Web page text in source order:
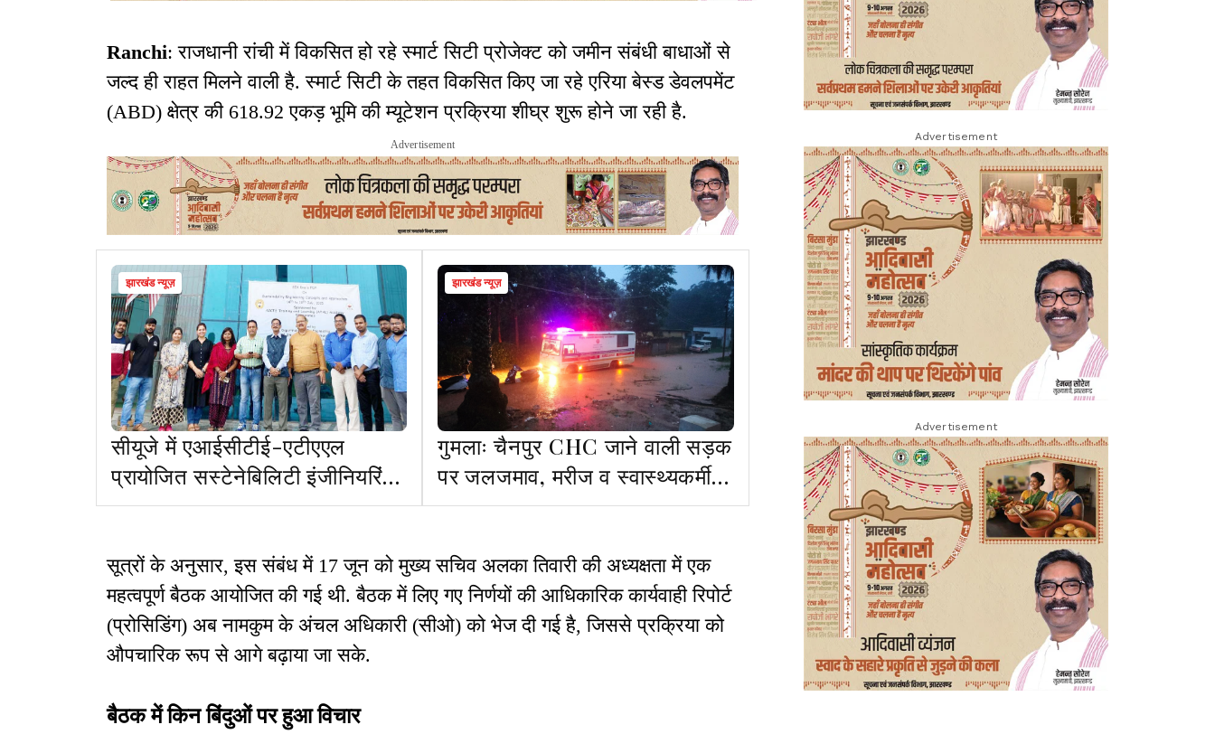
Ranchi: राजधानी रांची में विकसित हो रहे स्मार्ट सिटी प्रोजेक्ट को जमीन संबंधी बाधाओं से
जल्द ही राहत मिलने वाली है. स्मार्ट सिटी के तहत विकसित किए जा रहे एरिया बेस्ड डेवलपमेंट
(ABD) क्षेत्र की 618.92 एकड़ भूमि की म्यूटेशन प्रक्रिया शीघ्र शुरू होने जा रही है.
Advertisement
झारखंड न्यूज़
सीयूजे में एआईसीटीई-एटीएएल
प्रायोजित सस्टेनेबिलिटी इंजीनियरिंग
एफडीपी का समापन समारोह
झारखंड न्यूज़
गुमलाः चैनपुर CHC जाने वाली सड़क
पर जलजमाव, मरीज व स्वास्थ्यकर्मी
हलकान
सूत्रों के अनुसार, इस संबंध में 17 जून को मुख्य सचिव अलका तिवारी की अध्यक्षता में एक
महत्वपूर्ण बैठक आयोजित की गई थी. बैठक में लिए गए निर्णयों की आधिकारिक कार्यवाही रिपोर्ट
(प्रोसिडिंग) अब नामकुम के अंचल अधिकारी (सीओ) को भेज दी गई है, जिससे प्रक्रिया को
औपचारिक रूप से आगे बढ़ाया जा सके.
बैठक में किन बिंदुओं पर हुआ विचार
Advertisement
Advertisement